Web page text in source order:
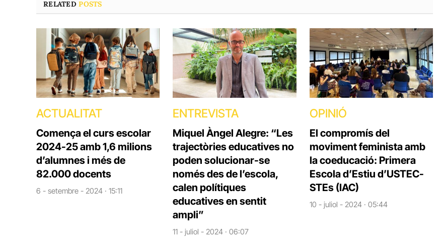
RELATEDPOSTS
ACTUALITAT
Comença el curs escolar
2024-25 amb 1,6 milions
d’alumnes i més de
82.000 docents
6 - setembre - 2024 · 15:11
ENTREVISTA
Miquel Àngel Alegre: “Les
trajectòries educatives no
poden solucionar-se
només des de l’escola,
calen polítiques
educatives en sentit
ampli”
11 - juliol - 2024 · 06:07
OPINIÓ
El compromís del
moviment feminista amb
la coeducació: Primera
Escola d’Estiu d’USTEC-
STEs (IAC)
10 - juliol - 2024 · 05:44